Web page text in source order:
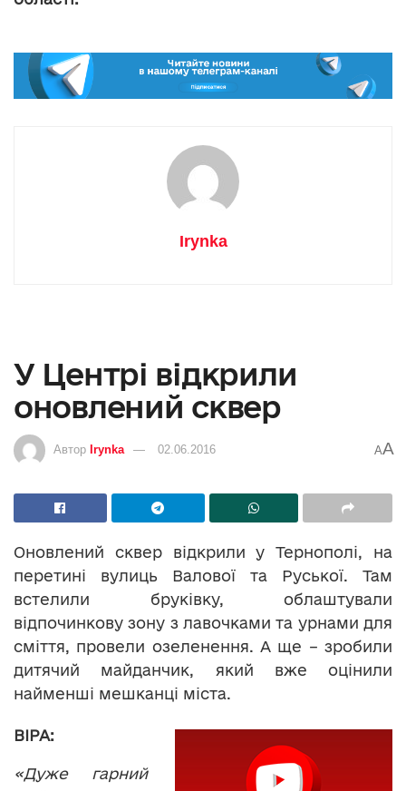
Irynka
У Центрі відкрили
оновлений сквер
Автор Irynka 02.06.2016 AA
Оновлений сквер відкрили у Тернополі, на
перетині вулиць Валової та Руської. Там
встелили бруківку, облаштували
відпочинкову зону з лавочками та урнами для
сміття, провели озеленення. А ще – зробили
дитячий майданчик, який вже оцінили
найменші мешканці міста.
ВІРА:
«Дуже гарний